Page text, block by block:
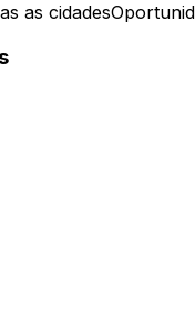
as cidades